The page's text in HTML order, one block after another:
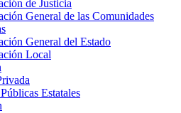
de Justicia
General de las Comunidades
General del Estado
Local
Estatales